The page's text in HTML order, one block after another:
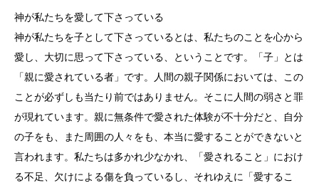
神が私たちを愛して下さっている
神が私たちを子として下さっているとは、私たちのことを心から
愛し、大切に思って下さっている、ということです。「子」とは
「親に愛されている者」です。人間の親子関係においては、この
ことが必ずしも当たり前ではありません。そこに人間の弱さと罪
が現れています。親に無条件で愛された体験が不十分だと、自分
の子をも、また周囲の人々をも、本当に愛することができないと
言われます。私たちは多かれ少なかれ、「愛されること」におけ
る不足、欠けによる傷を負っているし、それゆえに「愛するこ